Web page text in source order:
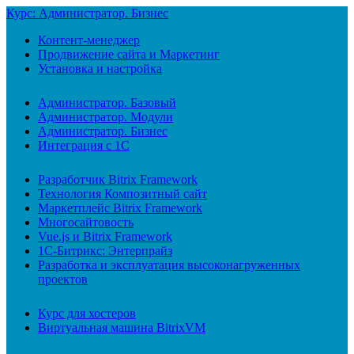
Курс: Администратор. Бизнес
Контент-менеджер
Продвижение сайта и Маркетинг
Установка и настройка
Администратор. Базовый
Администратор. Модули
Администратор. Бизнес
Интеграция с 1С
Разработчик Bitrix Framework
Технология Композитный сайт
Маркетплейс Bitrix Framework
Многосайтовость
Vue.js и Bitrix Framework
1С-Битрикс: Энтерпрайз
Разработка и эксплуатация высоконагруженных
проектов
Курс для хостеров
Виртуальная машина BitrixVM